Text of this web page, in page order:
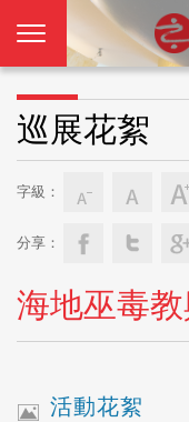
巡展花絮
字級：
分享：
海地巫毒
活動花絮